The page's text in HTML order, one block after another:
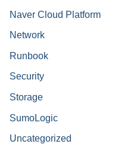
Naver Cloud Platform
Network
Runbook
Security
Storage
SumoLogic
Uncategorized